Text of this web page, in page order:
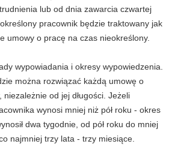
lub od dnia zawarcia czwartej
pracownik będzie traktowany jak
umowy o pracę na czas nieokreślony.
wypowiadania i okresy wypowiedzenia.
można rozwiązać każdą umowę o
od jej długości. Jeżeli
wynosi mniej niż pół roku - okres
dwa tygodnie, od pół roku do mniej
najmniej trzy lata - trzy miesiące.